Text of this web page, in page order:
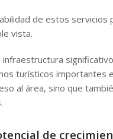
de estos
vista.
turísticos importantes
al área, sino que
de